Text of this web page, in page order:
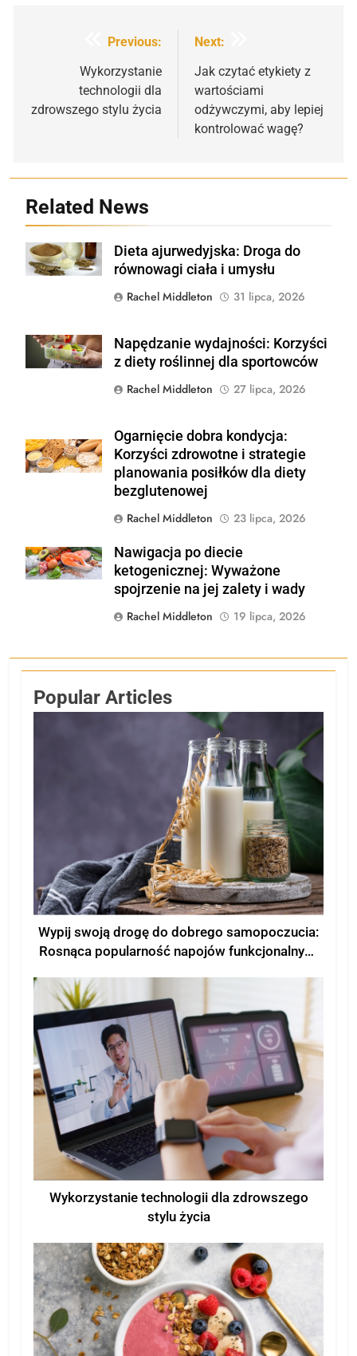
NawigacjaPrevious:
Wykorzystanie
technologii dla
zdrowszego stylu życia
Next:
Jak czytać etykiety z
wartościami
odżywczymi, aby lepiej
kontrolować wagę?
Related News
Shutterstock
Dieta ajurwedyjska: Droga do
równowagi ciała i umysłu
Rachel Middleton
31 lipca, 2026
Shutterstock
Napędzanie wydajności: Korzyści
z diety roślinnej dla sportowców
Rachel Middleton
27 lipca, 2026
Shutterstock
Ogarnięcie dobra kondycja:
Korzyści zdrowotne i strategie
planowania posiłków dla diety
bezglutenowej
Rachel Middleton
23 lipca, 2026
Shutterstock
Nawigacja po diecie
ketogenicznej: Wyważone
spojrzenie na jej zalety i wady
Rachel Middleton
19 lipca, 2026
Popular Articles
Wypij swoją drogę do dobrego samopoczucia:
Rosnąca popularność napojów funkcjonalnych
Wykorzystanie technologii dla zdrowszego
stylu życia